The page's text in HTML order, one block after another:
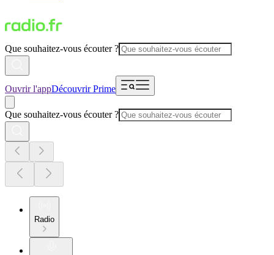
Que souhaitez-vous écouter ?
Ouvrir l'appDécouvrir Prime
Que souhaitez-vous écouter ?
Radio